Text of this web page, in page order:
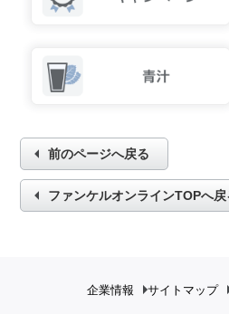
前のページへ戻る
ファンケルオンラインTOPへ戻
企業情報 サイトマップ